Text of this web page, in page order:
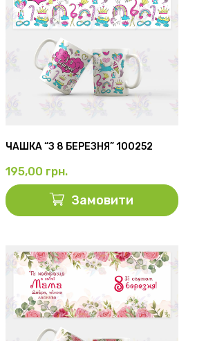
ЧАШКА “З 8 БЕРЕЗНЯ” 100252
195,00 грн.
Замовити